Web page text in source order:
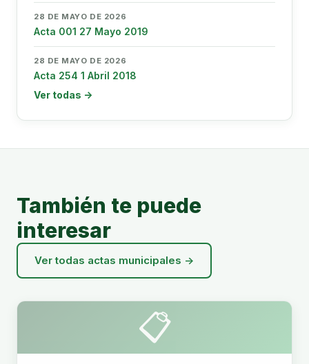
28 DE MAYO DE 2026
Acta 001 27 Mayo 2019
28 DE MAYO DE 2026
Acta 254 1 Abril 2018
Ver todas →
También te puede
interesar
Ver todas actas municipales →
📋